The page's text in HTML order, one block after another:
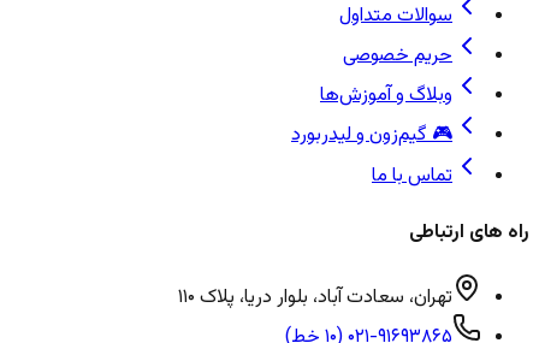
سوالات متداول
حریم خصوصی
وبلاگ و آموزش‌ها
🎮 گیم‌زون و لیدربورد
تماس با ما
راه های ارتباطی
تهران، سعادت آباد، بلوار دریا، پلاک ۱۱۰